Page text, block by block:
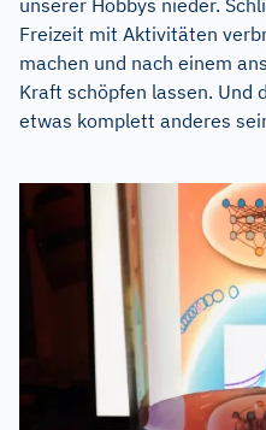
Freizeit mit Aktivitäten
machen und nach einem
Kraft schöpfen lassen. Und
etwas komplett anderes